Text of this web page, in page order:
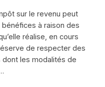
sur le revenu peut
à raison des
réalise, en cours
de respecter des
dont les modalités de